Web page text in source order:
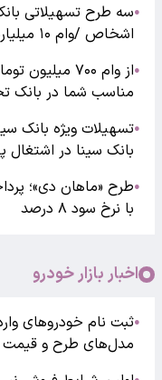
●سه طرح تسهیلاتی
اشخاص /وام ۱۰ میلیاردی بدون ضامن
●
مناسب شما در بانک
●تسهیلات ویژه بانک
بانک سینا در اشتغال
●
با نرخ سود ۸ درصد
اخبار بازار خودرو
●
مدل‌های طرح و